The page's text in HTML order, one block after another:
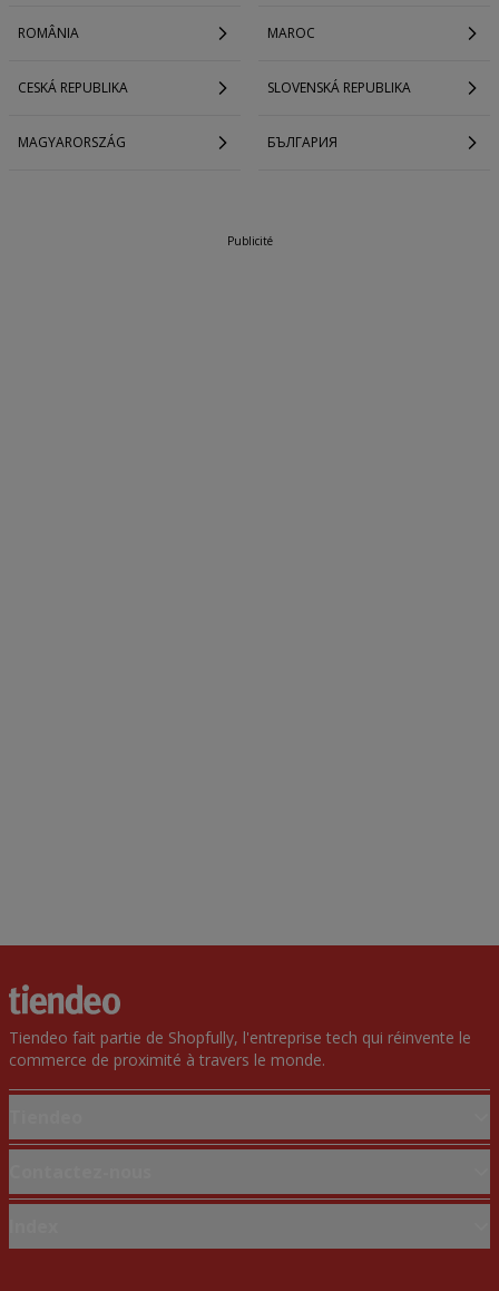
ROMÂNIA MAROC
CESKÁ REPUBLIKA SLOVENSKÁ REPUBLIKA
MAGYARORSZÁG БЪЛГАРИЯ
Publicité
Tiendeo fait partie de Shopfully, l'entreprise tech qui réinvente le
commerce de proximité à travers le monde.
Solutions professionnelles
Magasin mal situé sur la carte